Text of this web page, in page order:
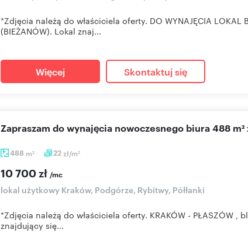
*Zdjęcia należą do właściciela oferty. DO WYNAJĘCIA LOKAL
(BIEŻANÓW). Lokal znaj...
Więcej Skontaktuj się
488 m2 22zł/m2
Zapraszam do wynajęcia nowoczesnego biura 488
10 700 zł /mc
lokal użytkowy Kraków, Podgórze, Rybitwy, Półłanki
*Zdjęcia należą do właściciela oferty. KRAKÓW - PŁASZÓW ,
znajdujący się...